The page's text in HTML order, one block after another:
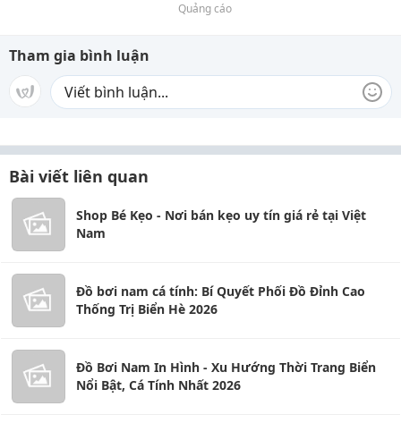
Quảng cáo
Tham gia bình luận
Bài viết liên quan
Shop Bé Kẹo - Nơi bán kẹo uy tín giá rẻ tại Việt
Nam
Đồ bơi nam cá tính: Bí Quyết Phối Đồ Đỉnh Cao
Thống Trị Biển Hè 2026
Đồ Bơi Nam In Hình - Xu Hướng Thời Trang Biển
Nổi Bật, Cá Tính Nhất 2026